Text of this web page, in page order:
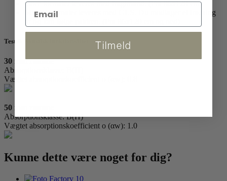
Store formater leveres med fragtmand. (Fra 86x120 cm)
Mindre formater leveres med GLS. Du modtager et tracking
Test & Akustisk funktionalitet
30 mm ramme
Absorptionsklasse: B(H)
Vægtet absorptionskoefficient o (αw): 0.8
50 mm ramme
Absorptionsklasse: B(H)
Vægtet absorptionskoefficient o (αw): 1.0
Kunne dette være noget for dig?
Tilmeld